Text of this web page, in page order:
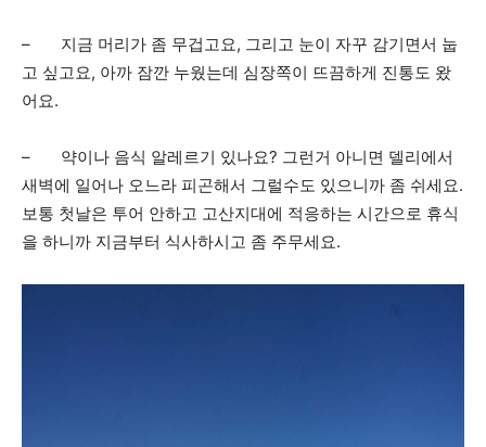
– 지금 머리가 좀 무겁고요, 그리고 눈이 자꾸 감기면서 눕
고 싶고요, 아까 잠깐 누웠는데 심장쪽이 뜨끔하게 진통도 왔
어요.
– 약이나 음식 알레르기 있나요? 그런거 아니면 델리에서
새벽에 일어나 오느라 피곤해서 그럴수도 있으니까 좀 쉬세요.
보통 첫날은 투어 안하고 고산지대에 적응하는 시간으로 휴식
을 하니까 지금부터 식사하시고 좀 주무세요.